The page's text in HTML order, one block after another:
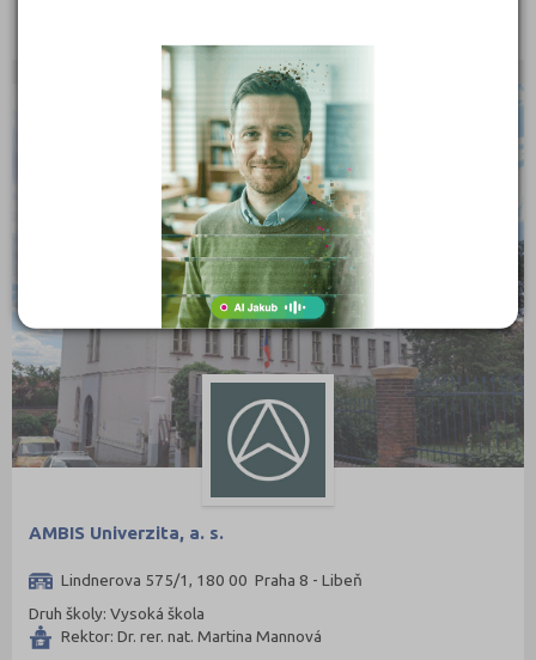
AMBIS Univerzita, a. s.
Lindnerova 575/1, 180 00 Praha 8 - Libeň
Druh školy: Vysoká škola
Rektor: Dr. rer. nat. Martina Mannová